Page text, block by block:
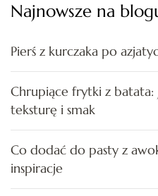
Najnowsze na
Pierś z kurczaka po
Chrupiące frytki z batata:
teksturę i smak
Co dodać do pasty z
inspiracje